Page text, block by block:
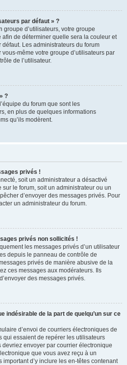
par défaut » ?
groupe d’utilisateurs, votre groupe
afin de déterminer quelle sera la couleur et
Les administrateurs du forum
même votre groupe d’utilisateurs par
de l’utilisateur.
?
du forum que sont les
en plus de quelques informations
qu’ils modèrent.
privés !
soit un administrateur a désactivé
le forum, soit un administrateur ou un
d’envoyer des messages privés. Pour
un administrateur du forum.
privés non sollicités !
les messages privés d’un utilisateur
depuis le panneau de contrôle de
privés de manière abusive de la
ces messages aux modérateurs. Ils
des messages privés.
indésirable de la part de quelqu’un sur ce
d’envoi de courriers électroniques de
qui essaient de repérer les utilisateurs
devriez envoyer par courrier électronique
que vous avez reçu à un
important d’y inclure les en-têtes contenant